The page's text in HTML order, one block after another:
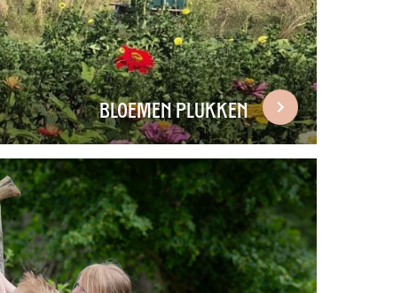
Bloemen plukken